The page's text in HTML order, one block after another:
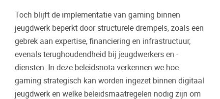
Toch blijft de implementatie van gaming binnen
jeugdwerk beperkt door structurele drempels, zoals een
gebrek aan expertise, financiering en infrastructuur,
evenals terughoudendheid bij jeugdwerkers en -
diensten. In deze beleidsnota verkennen we hoe
gaming strategisch kan worden ingezet binnen digitaal
jeugdwerk en welke beleidsmaatregelen nodig zijn om